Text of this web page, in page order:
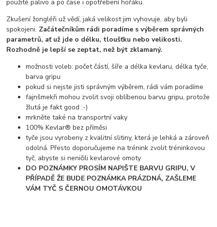
použité palivo a po čase i opotřebení hořáku.
Zkušení žongléři už vědí, jaká velikost jim vyhovuje, aby byli
spokojeni. Začátečníkům rádi poradíme s výběrem správných
parametrů, ať už jde o délku, tloušťku nebo velikosti.
Rozhodně je lepší se zeptat, než být zklamaný.
možnosti voleb: počet částí, šíře a délka kevlaru, délka tyče,
barva gripu
pokud si nejste jisti správným výběrem, rádi vám poradíme
fajnšmekři mohou zvolit svoji oblíbenou barvu gripu, protože
žlutá je fakt good :-)
mrkněte také na transportní vaky
100% Kevlar® bez příměsi
tyče jsou vyrobeny z kvalitní slitiny, která je lehká a zároveň
odolná. Přesto doporučujeme na trénink zvolit tréninkovou
tyč, abyste si neničili kevlarové omoty
DO POZNÁMKY PROSÍM NAPIŠTE BARVU GRIPU, V
PŘÍPADĚ ŽE BUDE POZNÁMKA PRÁZDNÁ, ZAŠLEME
VÁM TYČ S ČERNOU OMOTÁVKOU